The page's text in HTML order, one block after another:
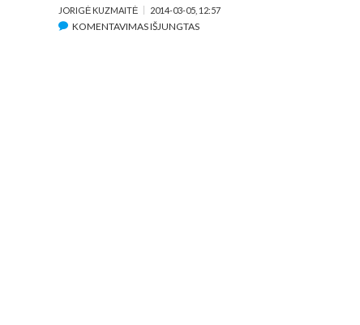
JORIGĖ KUZMAITĖ 2014-03-05, 12:57
KOMENTAVIMAS IŠJUNGTASĮRAŠE